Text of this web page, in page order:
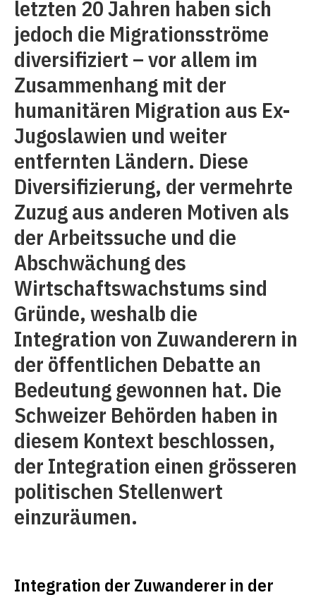
letzten 20 Jahren haben sich
jedoch die Migrationsströme
diversifiziert – vor allem im
Zusammenhang mit der
humanitären Migration aus Ex-
Jugoslawien und weiter
entfernten Ländern. Diese
Diversifizierung, der vermehrte
Zuzug aus anderen Motiven als
der Arbeitssuche und die
Abschwächung des
Wirtschaftswachstums sind
Gründe, weshalb die
Integration von Zuwanderern in
der öffentlichen Debatte an
Bedeutung gewonnen hat. Die
Schweizer Behörden haben in
diesem Kontext beschlossen,
der Integration einen grösseren
politischen Stellenwert
einzuräumen.
Integration der Zuwanderer in der